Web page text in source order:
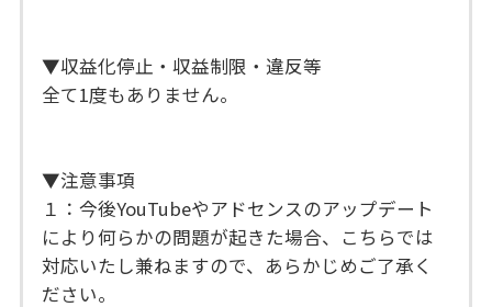
▼収益化停止・収益制限・違反等
全て1度もありません。
▼注意事項
１：今後YouTubeやアドセンスのアップデート
により何らかの問題が起きた場合、こちらでは
対応いたし兼ねますので、あらかじめご了承く
ださい。